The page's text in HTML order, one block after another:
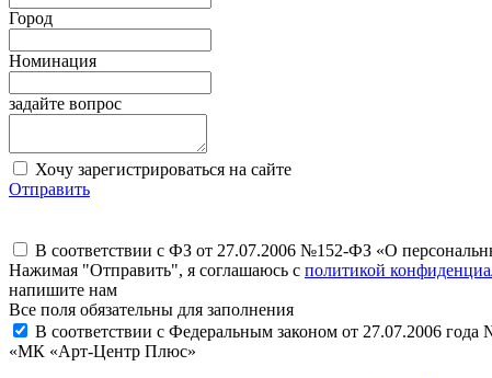
Город
Номинация
задайте вопрос
Хочу зарегистрироваться на сайте
Отправить
В соответствии с ФЗ от 27.07.2006 №152-ФЗ «О
Нажимая "Отправить", я соглашаюсь с политикой
напишите нам
Все поля обязательны для заполнения
В соответствии с Федеральным законом от 27.07.2006
«МК «Арт-Центр Плюс»